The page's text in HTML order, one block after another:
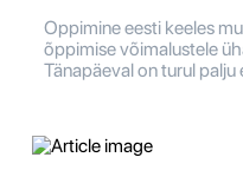
Oppimine eesti keeles
õppimise võimalustele
Tänapäeval on turul